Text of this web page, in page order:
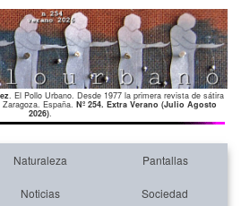
. El Pollo Urbano. Desde 1977 la primera revista de sátira
España. Nº 254. Extra Verano (Julio Agosto
2026).
Naturaleza Pantallas
Noticias Sociedad